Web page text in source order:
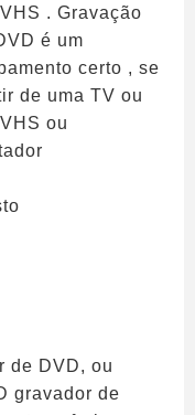
. Gravação
é um
certo , se
de uma TV ou
ou
de DVD, ou
gravador de